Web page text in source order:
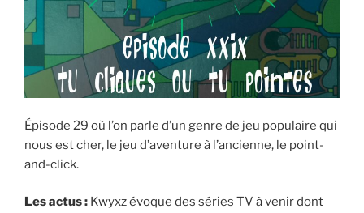
Épisode 29 où l’on parle d’un genre de jeu populaire qui
nous est cher, le jeu d’aventure à l’ancienne, le point-
and-click.
Les actus : Kwyxz évoque des séries TV à venir dont